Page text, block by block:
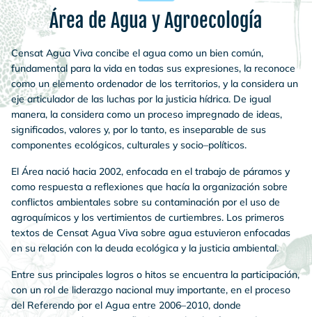
Área de Agua y Agroecología
Censat Agua Viva concibe el agua como un bien común,
fundamental para la vida en todas sus expresiones, la reconoce
como un elemento ordenador de los territorios, y la considera un
eje articulador de las luchas por la justicia hídrica. De igual
manera, la considera como un proceso impregnado de ideas,
significados, valores y, por lo tanto, es inseparable de sus
componentes ecológicos, culturales y socio–políticos.
El Área nació hacia 2002, enfocada en el trabajo de páramos y
como respuesta a reflexiones que hacía la organización sobre
conflictos ambientales sobre su contaminación por el uso de
agroquímicos y los vertimientos de curtiembres. Los primeros
textos de Censat Agua Viva sobre agua estuvieron enfocadas
en su relación con la deuda ecológica y la justicia ambiental.
Entre sus principales logros o hitos se encuentra la participación,
con un rol de liderazgo nacional muy importante, en el proceso
del Referendo por el Agua entre 2006–2010, donde